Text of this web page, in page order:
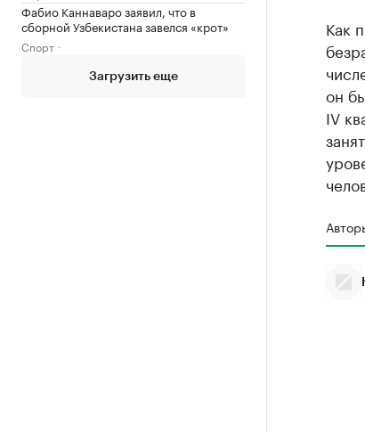
Фабио Каннаваро заявил, что в
сборной Узбекистана завелся «крот»
Спорт
Загрузить еще
Как
он
IV